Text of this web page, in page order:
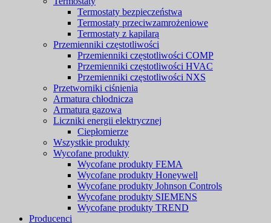
Termostaty bezpieczeństwa
Termostaty przeciwzamrożeniowe
Termostaty z kapilarą
Przemienniki częstotliwości
Przemienniki częstotliwości COMP
Przemienniki częstotliwości HVAC
Przemienniki częstotliwości NXS
Przetworniki ciśnienia
Armatura chłodnicza
Armatura gazowa
Liczniki energii elektrycznej
Ciepłomierze
Wszystkie produkty
Wycofane produkty
Wycofane produkty FEMA
Wycofane produkty Honeywell
Wycofane produkty Johnson Controls
Wycofane produkty SIEMENS
Wycofane produkty TREND
Producenci